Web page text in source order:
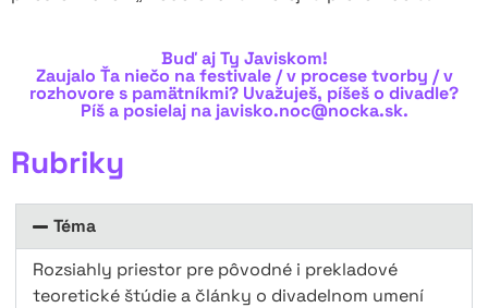
Buď aj Ty Javiskom!
Zaujalo Ťa niečo na festivale / v procese tvorby / v
rozhovore s pamätníkmi? Uvažuješ, píšeš o divadle?
Píš a posielaj na javisko.noc@nocka.sk.
Rubriky
Téma
Rozsiahly priestor pre pôvodné i prekladové
teoretické štúdie a články o divadelnom umení